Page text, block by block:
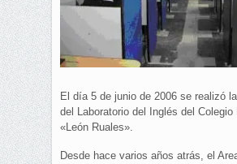
El día 5 de junio de 2006 se realizó
del Laboratorio del Inglés del Colegio
«León Ruales».
Desde hace varios años atrás, el